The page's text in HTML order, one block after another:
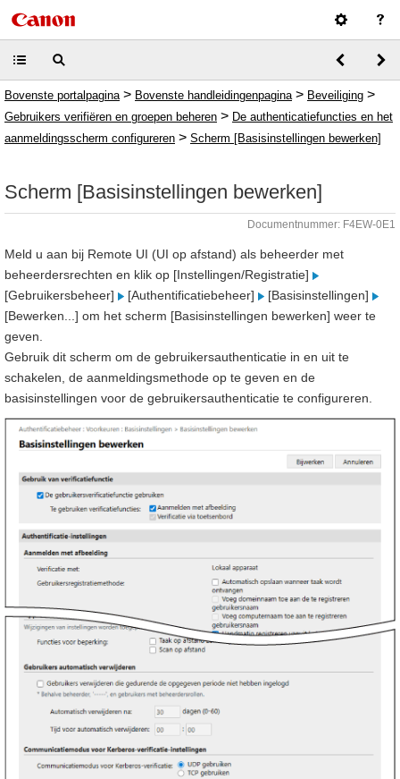
Bovenste portalpagina > Bovenste handleidingenpagina > Beveiliging >
Gebruikers verifiëren en groepen beheren > De authenticatiefuncties en het
aanmeldingsscherm configureren > Scherm [Basisinstellingen bewerken]
Scherm [Basisinstellingen bewerken]
Documentnummer: F4EW-0E1
Meld u aan bij Remote UI (UI op afstand) als beheerder met
beheerdersrechten en klik op [Instellingen/Registratie]
[Gebruikersbeheer]
[Authentificatiebeheer]
[Basisinstellingen]
[Bewerken...] om het scherm [Basisinstellingen bewerken] weer te
geven.
Gebruik dit scherm om de gebruikersauthenticatie in en uit te
schakelen, de aanmeldingsmethode op te geven en de
basisinstellingen voor de gebruikersauthenticatie te configureren.